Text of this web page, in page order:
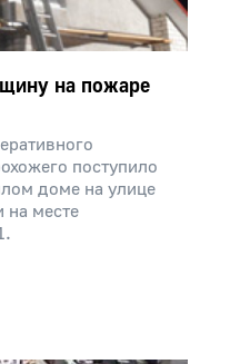
на пожаре
поступило
доме на улице
на месте